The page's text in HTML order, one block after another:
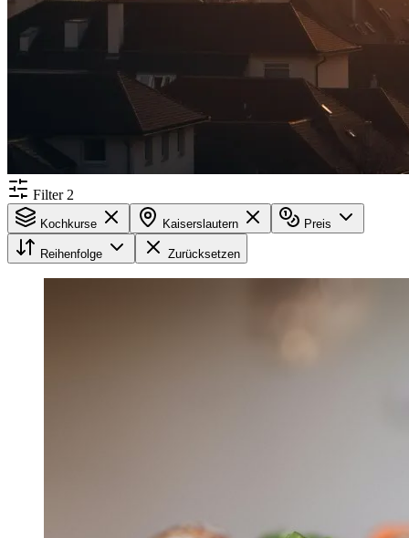
Filter 2
Kochkurse Kaiserslautern Preis
Reihenfolge Zurücksetzen